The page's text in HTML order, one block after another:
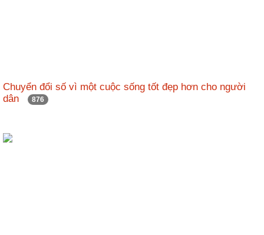
Chuyển đổi số vì một cuộc sống tốt đẹp hơn cho người
dân
876